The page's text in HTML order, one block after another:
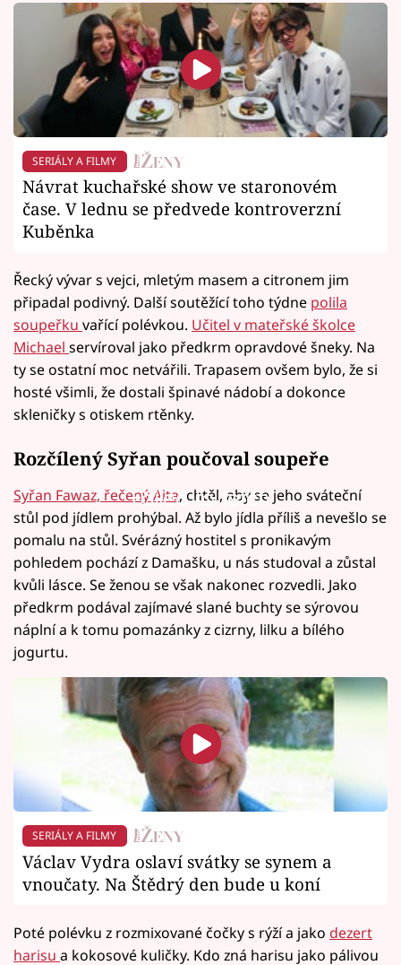
SERIÁLY A FILMY
Návrat kuchařské show ve staronovém
čase. V lednu se předvede kontroverzní
Kuběnka
Řecký vývar s vejci, mletým masem a citronem jim
připadal podivný. Další soutěžící toho týdne polila
soupeřku vařící polévkou. Učitel v mateřské školce
Michael servíroval jako předkrm opravdové šneky. Na
ty se ostatní moc netvářili. Trapasem ovšem bylo, že si
hosté všimli, že dostali špinavé nádobí a dokonce
skleničky s otiskem rtěnky.
Rozčílený Syřan poučoval soupeře
Failed to fetch
Syřan Fawaz, řečený Aita, chtěl, aby se jeho sváteční
stůl pod jídlem prohýbal. Až bylo jídla příliš a nevešlo se
pomalu na stůl. Svérázný hostitel s pronikavým
pohledem pochází z Damašku, u nás studoval a zůstal
kvůli lásce. Se ženou se však nakonec rozvedli. Jako
předkrm podával zajímavé slané buchty se sýrovou
náplní a k tomu pomazánky z cizrny, lilku a bílého
jogurtu.
SERIÁLY A FILMY
Václav Vydra oslaví svátky se synem a
vnoučaty. Na Štědrý den bude u koní
Poté polévku z rozmixované čočky s rýží a jako dezert
harisu a kokosové kuličky. Kdo zná harisu jako pálivou